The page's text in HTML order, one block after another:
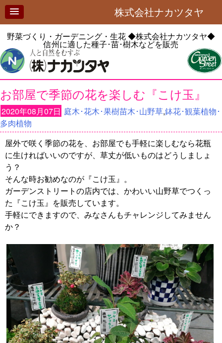
株式会社ナカツタヤ
野菜づくり・ガーデニング・生花◆株式会社ナカツタヤ◆
信州に適した種子･苗･樹木などを販売
お部屋で季節の花を楽しむ『こけ玉』
2020年08月07日 庭木･花木･果樹苗木･山野草,鉢花･観葉植物･
多肉植物
屋外で咲く季節の花を、お部屋でも手軽に楽しむなら花瓶
に生ければいいのですが、草丈が低いものはどうしましょ
う？
そんな時お勧めなのが『こけ玉』。
ガーデンストリートの店内では、かわいい山野草でつくっ
た『こけ玉』を販売しています。
手軽にできますので、みなさんもチャレンジしてみません
か？